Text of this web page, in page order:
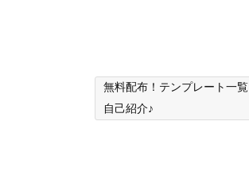
無料配布！テンプレート一覧
自己紹介♪